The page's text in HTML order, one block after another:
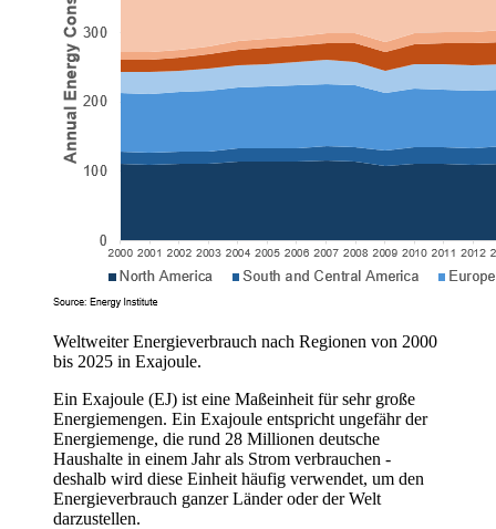
Weltweiter Energieverbrauch nach Regionen von 2000
bis 2025 in Exajoule.
Ein Exajoule (EJ) ist eine Maßeinheit für sehr große
Energiemengen. Ein Exajoule entspricht ungefähr der
Energiemenge, die rund 28 Millionen deutsche
Haushalte in einem Jahr als Strom verbrauchen -
deshalb wird diese Einheit häufig verwendet, um den
Energieverbrauch ganzer Länder oder der Welt
darzustellen.